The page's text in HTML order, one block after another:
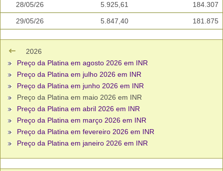
28/05/26 5.925,61 184.307
29/05/26 5.847,40 181.875
2026
Preço da Platina em agosto 2026 em INR
Preço da Platina em julho 2026 em INR
Preço da Platina em junho 2026 em INR
Preço da Platina em maio 2026 em INR
Preço da Platina em abril 2026 em INR
Preço da Platina em março 2026 em INR
Preço da Platina em fevereiro 2026 em INR
Preço da Platina em janeiro 2026 em INR